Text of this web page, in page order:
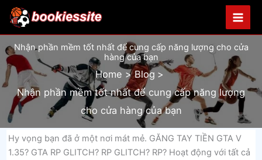
Skip
content
Nhận phần mềm tốt nhất để cung cấp năng lượng cho cửa
hàng của bạn
Home
Blog
Nhận phần mềm tốt nhất để cung cấp năng lượng
cho cửa hàng của bạn
Hy vọng bạn đã ở một nơi mát mẻ. GĂNG TAY TIỀN GTA V
1.35? GTA RP GLITCH? RP GLITCH? RP? Hoạt động với tất cả